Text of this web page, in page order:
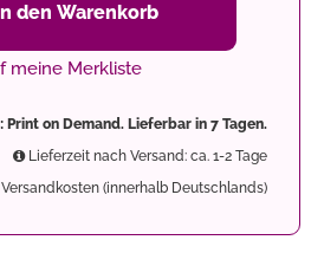
den Warenkorb
meine Merkliste
Print on Demand. Lieferbar in 7 Tagen.
Lieferzeit nach Versand: ca. 1-2 Tage
(innerhalb Deutschlands)